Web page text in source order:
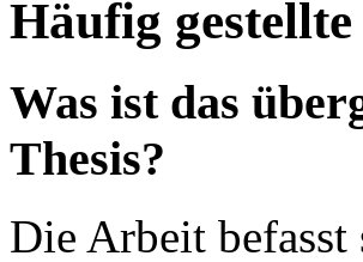
Häufig
Was ist das
Thesis?
Die Arbeit